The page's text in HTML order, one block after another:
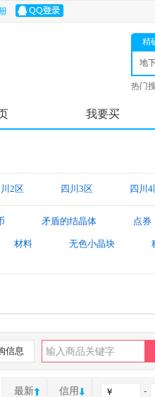
精
地
士
热门
我要买
2区 四川3区 四川4
矛盾的结晶体 点券
材料 无色小晶块
信息
最新 信用 -